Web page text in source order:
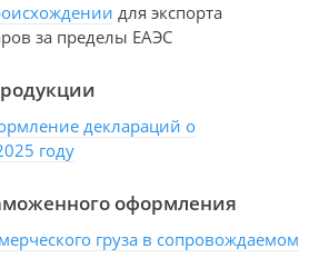
для экспорта
за пределы ЕАЭС
деклараций о
году
оформления
груза в сопровождаемом